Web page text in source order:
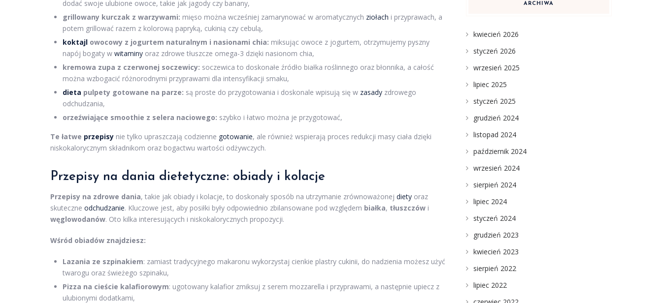
dodać swoje ulubione owoce, takie jak jagody czy banany,
grillowany kurczak z warzywami: mięso można wcześniej zamarynować w aromatycznych ziołach i przyprawach, a
potem grillować razem z kolorową papryką, cukinią czy cebulą,
koktajl owocowy z jogurtem naturalnym i nasionami chia: miksując owoce z jogurtem, otrzymujemy pyszny
napój bogaty w witaminy oraz zdrowe tłuszcze omega-3 dzięki nasionom chia,
kremowa zupa z czerwonej soczewicy: soczewica to doskonałe źródło białka roślinnego oraz błonnika, a całość
można wzbogacić różnorodnymi przyprawami dla intensyfikacji smaku,
dieta pulpety gotowane na parze: są proste do przygotowania i doskonale wpisują się w zasady zdrowego
odchudzania,
orzeźwiające smoothie z selera naciowego: szybko i łatwo można je przygotować,
Te łatwe przepisy nie tylko upraszczają codzienne gotowanie, ale również wspierają proces redukcji masy ciała dzięki
niskokalorycznym składnikom oraz bogactwu wartości odżywczych.
Przepisy na dania dietetyczne: obiady i kolacje
Przepisy na zdrowe dania, takie jak obiady i kolacje, to doskonały sposób na utrzymanie zrównoważonej diety oraz
skuteczne odchudzanie. Kluczowe jest, aby posiłki były odpowiednio zbilansowane pod względem białka, tłuszczów i
węglowodanów. Oto kilka interesujących i niskokalorycznych propozycji.
Wśród obiadów znajdziesz:
Lazania ze szpinakiem: zamiast tradycyjnego makaronu wykorzystaj cienkie plastry cukinii, do nadzienia możesz użyć
twarogu oraz świeżego szpinaku,
Pizza na cieście kalafiorowym: ugotowany kalafior zmiksuj z serem mozzarella i przyprawami, a następnie upiecz z
ulubionymi dodatkami,
ARCHIWA
kwiecień 2026
styczeń 2026
wrzesień 2025
lipiec 2025
styczeń 2025
grudzień 2024
listopad 2024
październik 2024
wrzesień 2024
sierpień 2024
lipiec 2024
styczeń 2024
grudzień 2023
kwiecień 2023
sierpień 2022
lipiec 2022